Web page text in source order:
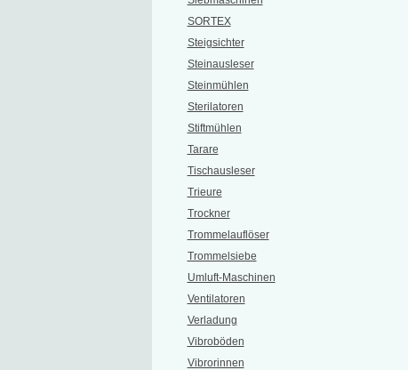
SORTEX
Steigsichter
Steinausleser
Steinmühlen
Sterilatoren
Stiftmühlen
Tarare
Tischausleser
Trieure
Trockner
Trommelauflöser
Trommelsiebe
Umluft-Maschinen
Ventilatoren
Verladung
Vibroböden
Vibrorinnen